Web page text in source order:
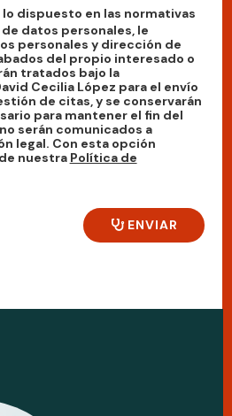
dispuesto en las normativas
datos personales, le
personales y dirección de
del propio interesado o
tratados bajo la
Cecilia López para el envío
de citas, y se conservarán
para mantener el fin del
serán comunicados a
legal. Con esta opción
nuestra Política de
ENVIAR